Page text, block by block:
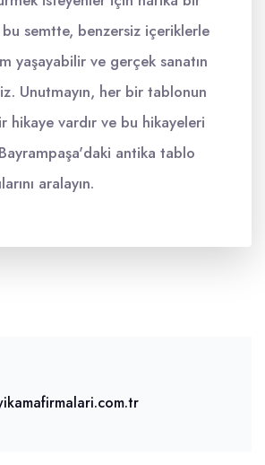
semtte, benzersiz içeriklerle
yaşayabilir ve gerçek sanatın
Unutmayın, her bir tablonun
hikaye vardır ve bu hikayeleri
antika tablo
aralayın.